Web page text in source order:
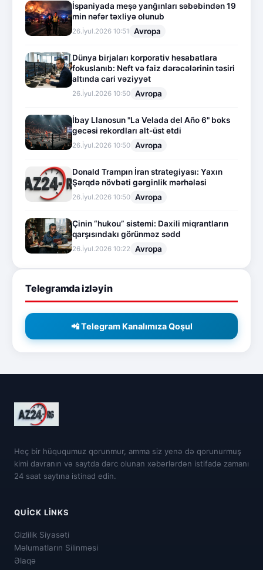
İspaniyada meşə yanğınları səbəbindən 19
min nəfər təxliyə olunub
26.İyul.2026 10:51 Avropa
Dünya birjaları korporativ hesabatlara
fokuslanıb: Neft və faiz dərəcələrinin təsiri
altında cari vəziyyət
26.İyul.2026 10:50 Avropa
İbay Llanosun "La Velada del Año 6" boks
gecəsi rekordları alt-üst etdi
26.İyul.2026 10:50 Avropa
Donald Trampın İran strategiyası: Yaxın
Şərqdə növbəti gərginlik mərhələsi
26.İyul.2026 10:50 Avropa
Çinin “hukou” sistemi: Daxili miqrantların
qarşısındakı görünməz sədd
26.İyul.2026 10:22 Avropa
Telegramda izləyin
📲 Telegram Kanalımıza Qoşul
Heç bir hüququmuz qorunmur, amma siz yenə də qorunurmuş
kimi davranın və saytda dərc olunan xəbərlərdən istifadə zamanı
24 saat saytına istinad edin.
QUICK LINKS
Gizlilik Siyasəti
Məlumatların Silinməsi
Əlaqə